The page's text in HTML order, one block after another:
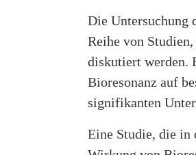
Die Untersuchung
Reihe von
diskutiert werden.
Bioresonanz auf
signifikanten
Eine Studie, die